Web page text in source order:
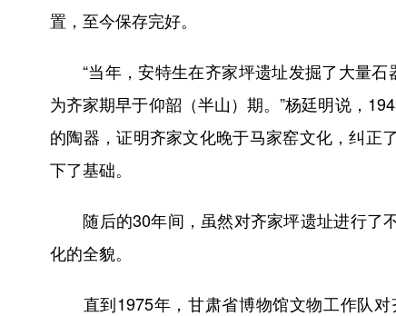
置，至今保存完好。
“当年，安特生在齐家坪遗址发掘了大量石
为齐家期早于仰韶（半山）期。”杨廷明说，
的陶器，证明齐家文化晚于马家窑文化，纠正
下了基础。
随后的30年间，虽然对齐家坪遗址进行了
化的全貌。
直到1975年，甘肃省博物馆文物工作队对